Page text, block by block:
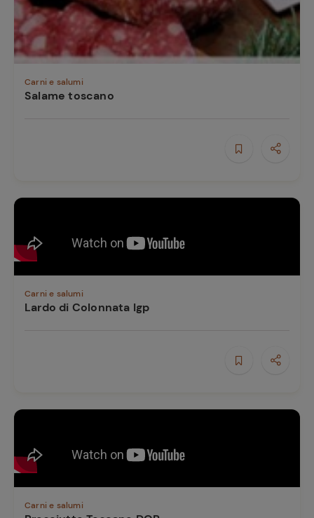
Carni e salumi
Salame toscano
Carni e salumi
Lardo di Colonnata Igp
Carni e salumi
Ricette